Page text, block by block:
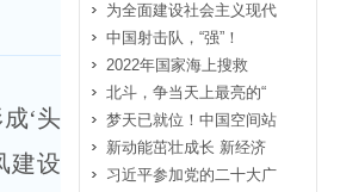
‘头
建设
为全面建设社会主义现代
中国射击队，“强”！
2022年国家海上搜救
北斗，争当天上最亮的“
梦天已就位！中国空间站
新动能茁壮成长 新经济
习近平参加党的二十大广